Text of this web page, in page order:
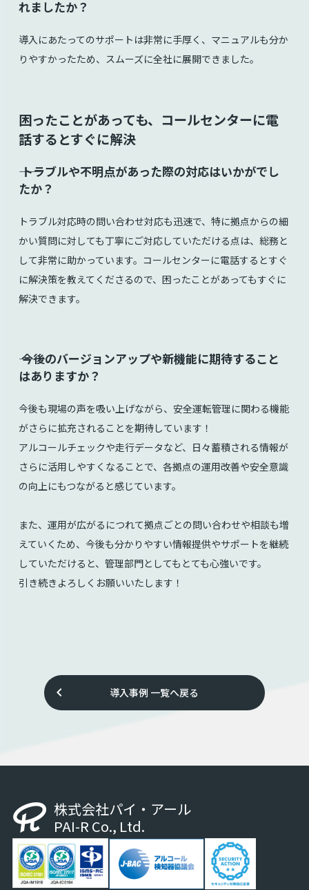
れましたか？
導入にあたってのサポートは非常に手厚く、マニュアルも分か
りやすかったため、スムーズに全社に展開できました。
困ったことがあっても、コールセンターに電
話するとすぐに解決
⸺ トラブルや不明点があった際の対応はいかがでし
たか？
トラブル対応時の問い合わせ対応も迅速で、特に拠点からの細
かい質問に対しても丁寧にご対応していただける点は、総務と
して非常に助かっています。コールセンターに電話するとすぐ
に解決策を教えてくださるので、困ったことがあってもすぐに
解決できます。
⸺ 今後のバージョンアップや新機能に期待すること
はありますか？
今後も現場の声を吸い上げながら、安全運転管理に関わる機能
がさらに拡充されることを期待しています！
アルコールチェックや走行データなど、日々蓄積される情報が
さらに活用しやすくなることで、各拠点の運用改善や安全意識
の向上にもつながると感じています。
また、運用が広がるにつれて拠点ごとの問い合わせや相談も増
えていくため、今後も分かりやすい情報提供やサポートを継続
していただけると、管理部門としてもとても心強いです。
引き続きよろしくお願いいたします！
導入事例
keyboard_arrow_left 一覧へ戻る
株式会社パイ・アール
PAI-R Co., Ltd.